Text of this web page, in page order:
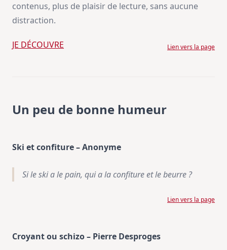
contenus, plus de plaisir de lecture, sans aucune
distraction.
JE DÉCOUVRE Lien vers la page
Un peu de bonne humeur
Ski et confiture – Anonyme
Si le ski a le pain, qui a la confiture et le beurre ?
Lien vers la page
Croyant ou schizo – Pierre Desproges